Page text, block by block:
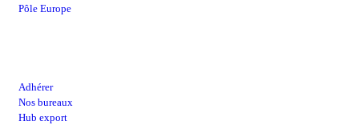
Pôle Europe
Adhérer
Nos bureaux
Hub export